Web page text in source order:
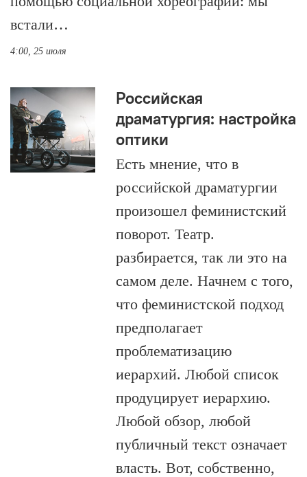
встали…
4:00, 25 июля
Российская
драматургия: настройка
оптики
Есть мнение, что в
российской драматургии
произошел феминистский
поворот. Театр.
разбирается, так ли это на
самом деле. Начнем с того,
что феминистской подход
предполагает
проблематизацию
иерархий. Любой список
продуцирует иерархию.
Любой обзор, любой
публичный текст означает
власть. Вот, собственно,